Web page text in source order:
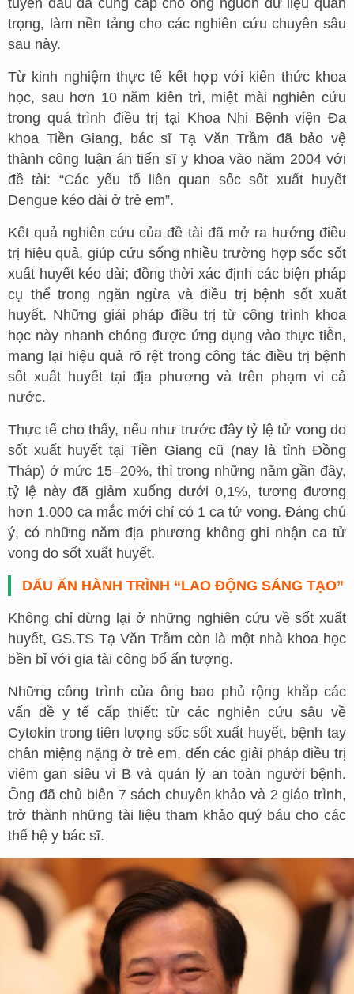
trọng, làm nền tảng cho các nghiên cứu chuyên sâu
sau này.
Từ kinh nghiệm thực tế kết hợp với kiến thức khoa
học, sau hơn 10 năm kiên trì, miệt mài nghiên cứu
trong quá trình điều trị tại Khoa Nhi Bệnh viện Đa
khoa Tiền Giang, bác sĩ Tạ Văn Trầm đã bảo vệ
thành công luận án tiến sĩ y khoa vào năm 2004 với
đề tài: “Các yếu tố liên quan sốc sốt xuất huyết
Dengue kéo dài ở trẻ em”.
Kết quả nghiên cứu của đề tài đã mở ra hướng điều
trị hiệu quả, giúp cứu sống nhiều trường hợp sốc sốt
xuất huyết kéo dài; đồng thời xác định các biện pháp
cụ thể trong ngăn ngừa và điều trị bệnh sốt xuất
huyết. Những giải pháp điều trị từ công trình khoa
học này nhanh chóng được ứng dụng vào thực tiễn,
mang lại hiệu quả rõ rệt trong công tác điều trị bệnh
sốt xuất huyết tại địa phương và trên phạm vi cả
nước.
Thực tế cho thấy, nếu như trước đây tỷ lệ tử vong do
sốt xuất huyết tại Tiền Giang cũ (nay là tỉnh Đồng
Tháp) ở mức 15–20%, thì trong những năm gần đây,
tỷ lệ này đã giảm xuống dưới 0,1%, tương đương
hơn 1.000 ca mắc mới chỉ có 1 ca tử vong. Đáng chú
ý, có những năm địa phương không ghi nhận ca tử
vong do sốt xuất huyết.
DẤU ẤN HÀNH TRÌNH “LAO ĐỘNG SÁNG TẠO”
Không chỉ dừng lại ở những nghiên cứu về sốt xuất
huyết, GS.TS Tạ Văn Trầm còn là một nhà khoa học
bền bỉ với gia tài công bố ấn tượng.
Những công trình của ông bao phủ rộng khắp các
vấn đề y tế cấp thiết: từ các nghiên cứu sâu về
Cytokin trong tiên lượng sốc sốt xuất huyết, bệnh tay
chân miệng nặng ở trẻ em, đến các giải pháp điều trị
viêm gan siêu vi B và quản lý an toàn người bệnh.
Ông đã chủ biên 7 sách chuyên khảo và 2 giáo trình,
trở thành những tài liệu tham khảo quý báu cho các
thế hệ y bác sĩ.